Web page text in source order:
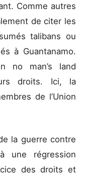
Comme autres
de citer les
talibans ou
à Guantanamo.
no man’s land
droits. Ici, la
de l’Union
la guerre contre
une régression
des droits et